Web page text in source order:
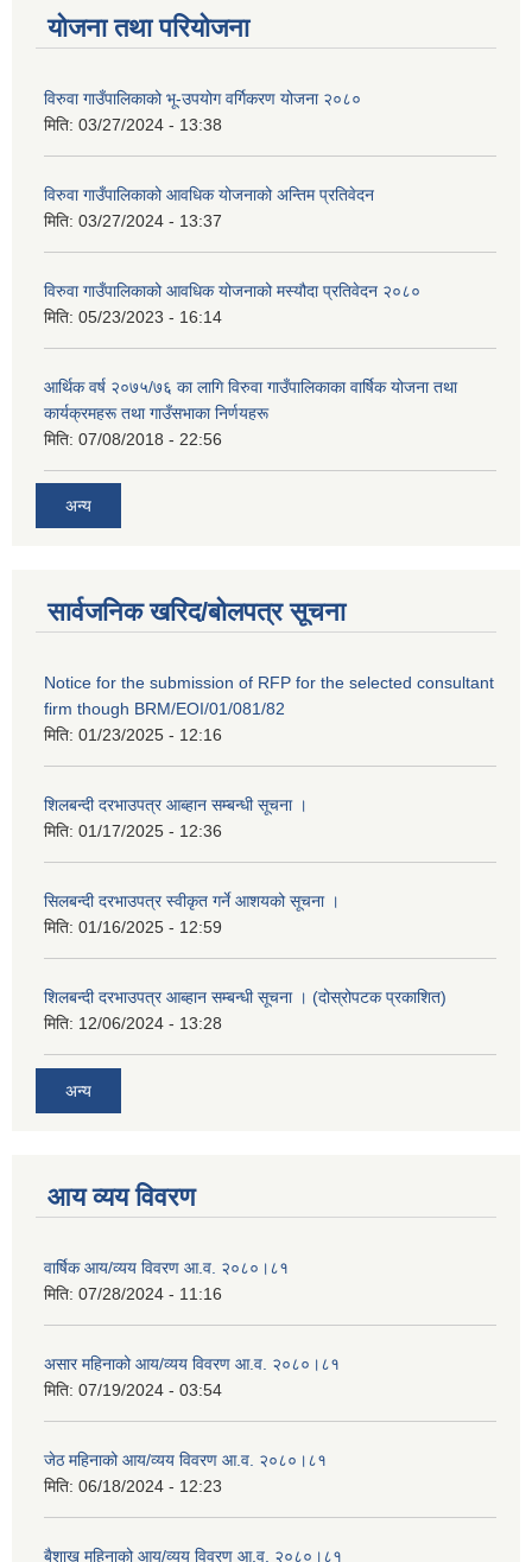
योजना तथा परियोजना
विरुवा गाउँपालिकाको भू-उपयोग वर्गिकरण योजना २०८०
मिति: 03/27/2024 - 13:38
विरुवा गाउँपालिकाको आवधिक योजनाको अन्तिम प्रतिवेदन
मिति: 03/27/2024 - 13:37
विरुवा गाउँपालिकाको आवधिक योजनाको मस्यौदा प्रतिवेदन २०८०
मिति: 05/23/2023 - 16:14
आर्थिक वर्ष २०७५/७६ का लागि विरुवा गाउँपालिकाका वार्षिक योजना तथा
कार्यक्रमहरू तथा गाउँसभाका निर्णयहरू
मिति: 07/08/2018 - 22:56
अन्य
सार्वजनिक खरिद/बोलपत्र सूचना
Notice for the submission of RFP for the selected consultant
firm though BRM/EOI/01/081/82
मिति: 01/23/2025 - 12:16
शिलबन्दी दरभाउपत्र आब्हान सम्बन्धी सूचना ।
मिति: 01/17/2025 - 12:36
सिलबन्दी दरभाउपत्र स्वीकृत गर्ने आशयको सूचना ।
मिति: 01/16/2025 - 12:59
शिलबन्दी दरभाउपत्र आब्हान सम्बन्धी सूचना । (दोस्रोपटक प्रकाशित)
मिति: 12/06/2024 - 13:28
अन्य
आय व्यय विवरण
वार्षिक आय/व्यय विवरण आ.व. २०८०।८१
मिति: 07/28/2024 - 11:16
असार महिनाको आय/व्यय विवरण आ.व. २०८०।८१
मिति: 07/19/2024 - 03:54
जेठ महिनाको आय/व्यय विवरण आ.व. २०८०।८१
मिति: 06/18/2024 - 12:23
बैशाख महिनाको आय/व्यय विवरण आ.व. २०८०।८१